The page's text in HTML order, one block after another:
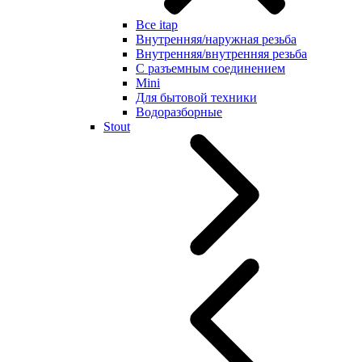
Все itap
Внутренняя/наружная резьба
Внутренняя/внутренняя резьба
С разъемным соединением
Mini
Для бытовой техники
Водоразборные
Stout